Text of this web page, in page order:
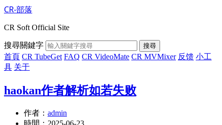
CR-部落
CR Soft Official Site
搜尋關鍵字 搜尋
首頁 CR TubeGet FAQ CR VideoMate CR MVMixer 反馈 小工
具 关于
haokan作者解析如若失败
作者： admin
時間： 2025-06-23